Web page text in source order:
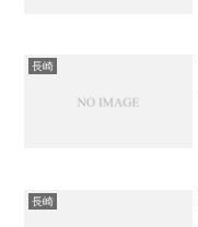
長崎
長崎